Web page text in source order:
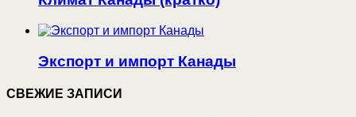
Экспорт и импорт Канады
СВЕЖИЕ ЗАПИСИ